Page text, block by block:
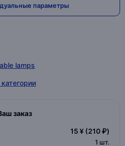
параметры
lamps
заказ
15 ¥ (210 ₽)
1 шт.